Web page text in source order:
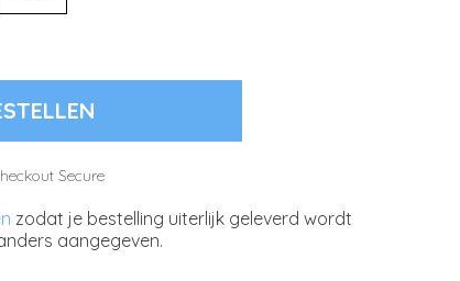
zodat je bestelling uiterlijk geleverd wordt
aangegeven.